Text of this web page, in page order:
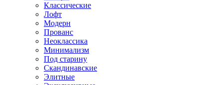
Классические
Лофт
Модерн
Прованс
Неоклассика
Минимализм
Под старину
Скандинавские
Элитные